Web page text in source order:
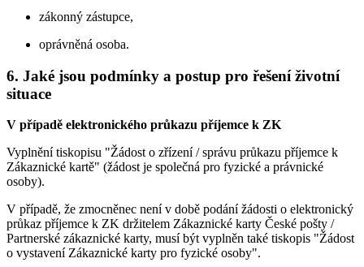
zákonný zástupce,
oprávněná osoba.
6. Jaké jsou podmínky a postup pro řešení životní
situace
V případě elektronického průkazu příjemce k ZK
Vyplnění tiskopisu "Žádost o zřízení / správu průkazu příjemce k
Zákaznické kartě" (žádost je společná pro fyzické a právnické
osoby).
V případě, že zmocněnec není v době podání žádosti o elektronický
průkaz příjemce k ZK držitelem Zákaznické karty České pošty /
Partnerské zákaznické karty, musí být vyplněn také tiskopis "Žádost
o vystavení Zákaznické karty pro fyzické osoby".